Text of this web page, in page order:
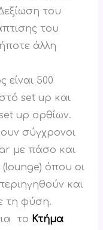
του
του
άλλη
είναι 500
set up και
up ορθίων.
σύγχρονοι
με πάσο και
(lounge) όπου οι
και
τη φύση.
το Κτήμα